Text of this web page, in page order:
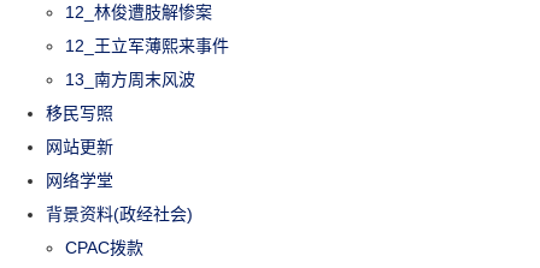
12_林俊遭肢解惨案
12_王立军薄熙来事件
13_南方周末风波
移民写照
网站更新
网络学堂
背景资料(政经社会)
CPAC拨款